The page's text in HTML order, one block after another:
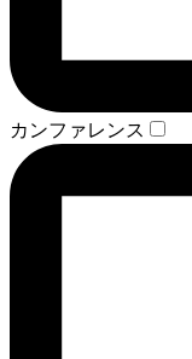
カンファレンス